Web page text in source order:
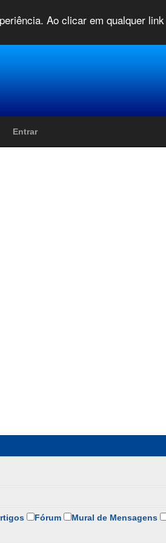
Ao clicar em qualquer
Entrar
Fórum
Mural de Mensagens